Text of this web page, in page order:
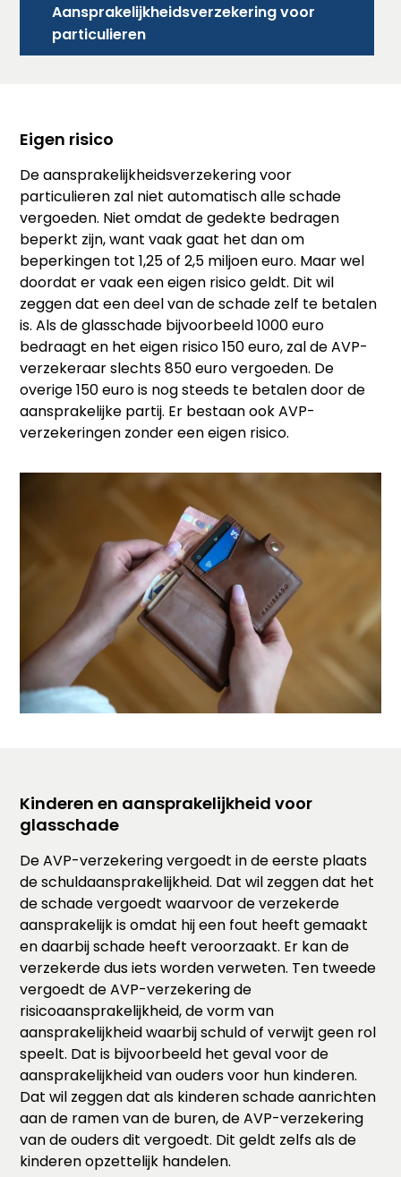
Aansprakelijkheidsverzekering voor
particulieren
Eigen risico
De aansprakelijkheidsverzekering voor
particulieren zal niet automatisch alle schade
vergoeden. Niet omdat de gedekte bedragen
beperkt zijn, want vaak gaat het dan om
beperkingen tot 1,25 of 2,5 miljoen euro. Maar wel
doordat er vaak een eigen risico geldt. Dit wil
zeggen dat een deel van de schade zelf te betalen
is. Als de glasschade bijvoorbeeld 1000 euro
bedraagt en het eigen risico 150 euro, zal de AVP-
verzekeraar slechts 850 euro vergoeden. De
overige 150 euro is nog steeds te betalen door de
aansprakelijke partij. Er bestaan ook AVP-
verzekeringen zonder een eigen risico.
Kinderen en aansprakelijkheid voor
glasschade
De AVP-verzekering vergoedt in de eerste plaats
de schuldaansprakelijkheid. Dat wil zeggen dat het
de schade vergoedt waarvoor de verzekerde
aansprakelijk is omdat hij een fout heeft gemaakt
en daarbij schade heeft veroorzaakt. Er kan de
verzekerde dus iets worden verweten. Ten tweede
vergoedt de AVP-verzekering de
risicoaansprakelijkheid, de vorm van
aansprakelijkheid waarbij schuld of verwijt geen rol
speelt. Dat is bijvoorbeeld het geval voor de
aansprakelijkheid van ouders voor hun kinderen.
Dat wil zeggen dat als kinderen schade aanrichten
aan de ramen van de buren, de AVP-verzekering
van de ouders dit vergoedt. Dit geldt zelfs als de
kinderen opzettelijk handelen.